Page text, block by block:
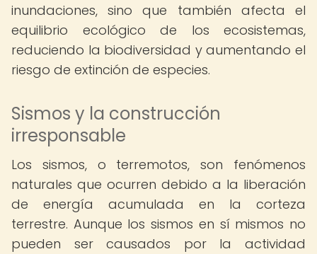
inundaciones, sino que también afecta el
equilibrio ecológico de los ecosistemas,
reduciendo la biodiversidad y aumentando el
riesgo de extinción de especies.
Sismos y la construcción
irresponsable
Los sismos, o terremotos, son fenómenos
naturales que ocurren debido a la liberación
de energía acumulada en la corteza
terrestre. Aunque los sismos en sí mismos no
pueden ser causados por la actividad